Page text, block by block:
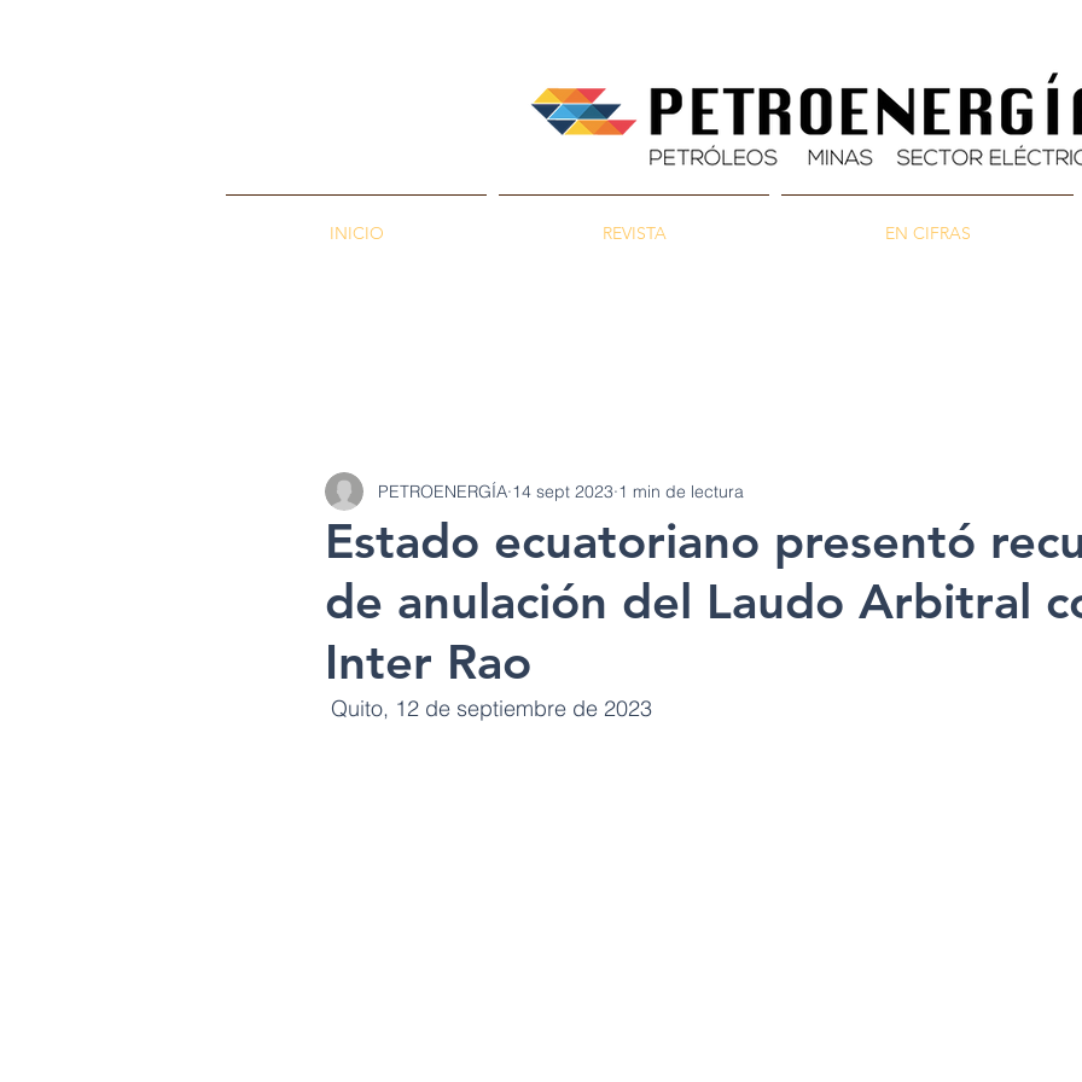
INICIO REVISTA EN CIFRAS
Estado ecuatoriano presentó
de anulación del Laudo Arbitral
Inter Rao
PETROENERGÍA 14 sept 2023 1 min de lectura
Quito, 12 de septiembre de 2023